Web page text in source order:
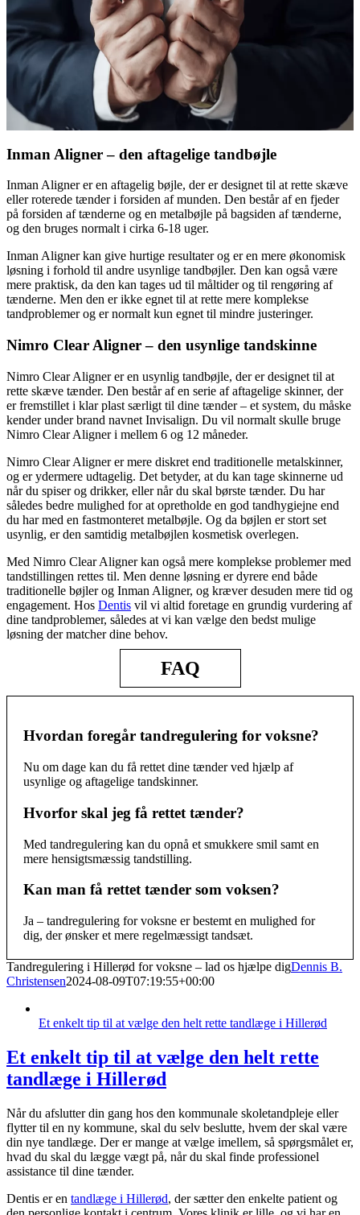
Inman Aligner – den aftagelige tandbøjle
Inman Aligner er en aftagelig bøjle, der er designet til at rette skæve
eller roterede tænder i forsiden af munden. Den består af en fjeder
på forsiden af tænderne og en metalbøjle på bagsiden af tænderne,
og den bruges normalt i cirka 6-18 uger.
Inman Aligner kan give hurtige resultater og er en mere økonomisk
løsning i forhold til andre usynlige tandbøjler. Den kan også være
mere praktisk, da den kan tages ud til måltider og til rengøring af
tænderne. Men den er ikke egnet til at rette mere komplekse
tandproblemer og er normalt kun egnet til mindre justeringer.
Nimro Clear Aligner – den usynlige tandskinne
Nimro Clear Aligner er en usynlig tandbøjle, der er designet til at
rette skæve tænder. Den består af en serie af aftagelige skinner, der
er fremstillet i klar plast særligt til dine tænder – et system, du måske
kender under brand navnet Invisalign. Du vil normalt skulle bruge
Nimro Clear Aligner i mellem 6 og 12 måneder.
Nimro Clear Aligner er mere diskret end traditionelle metalskinner,
og er ydermere udtagelig. Det betyder, at du kan tage skinnerne ud
når du spiser og drikker, eller når du skal børste tænder. Du har
således bedre mulighed for at opretholde en god tandhygiejne end
du har med en fastmonteret metalbøjle. Og da bøjlen er stort set
usynlig, er den samtidig metalbøjlen kosmetisk overlegen.
Med Nimro Clear Aligner kan også mere komplekse problemer med
tandstillingen rettes til. Men denne løsning er dyrere end både
traditionelle bøjler og Inman Aligner, og kræver desuden mere tid og
engagement. Hos Dentis vil vi altid foretage en grundig vurdering af
dine tandproblemer, således at vi kan vælge den bedst mulige
løsning der matcher dine behov.
FAQ
Hvordan foregår tandregulering for voksne?
Nu om dage kan du få rettet dine tænder ved hjælp af
usynlige og aftagelige tandskinner.
Hvorfor skal jeg få rettet tænder?
Med tandregulering kan du opnå et smukkere smil samt en
mere hensigtsmæssig tandstilling.
Kan man få rettet tænder som voksen?
Ja – tandregulering for voksne er bestemt en mulighed for
dig, der ønsker et mere regelmæssigt tandsæt.
Tandregulering i Hillerød for voksne – lad os hjælpe digDennis B.
Christensen2024-08-09T07:19:55+00:00
Et enkelt tip til at vælge den helt rette tandlæge i Hillerød
Et enkelt tip til at vælge den helt rette
tandlæge i Hillerød
Når du afslutter din gang hos den kommunale skoletandpleje eller
flytter til en ny kommune, skal du selv beslutte, hvem der skal være
din nye tandlæge. Der er mange at vælge imellem, så spørgsmålet er,
hvad du skal du lægge vægt på, når du skal finde professionel
assistance til dine tænder.
Dentis er en tandlæge i Hillerød, der sætter den enkelte patient og